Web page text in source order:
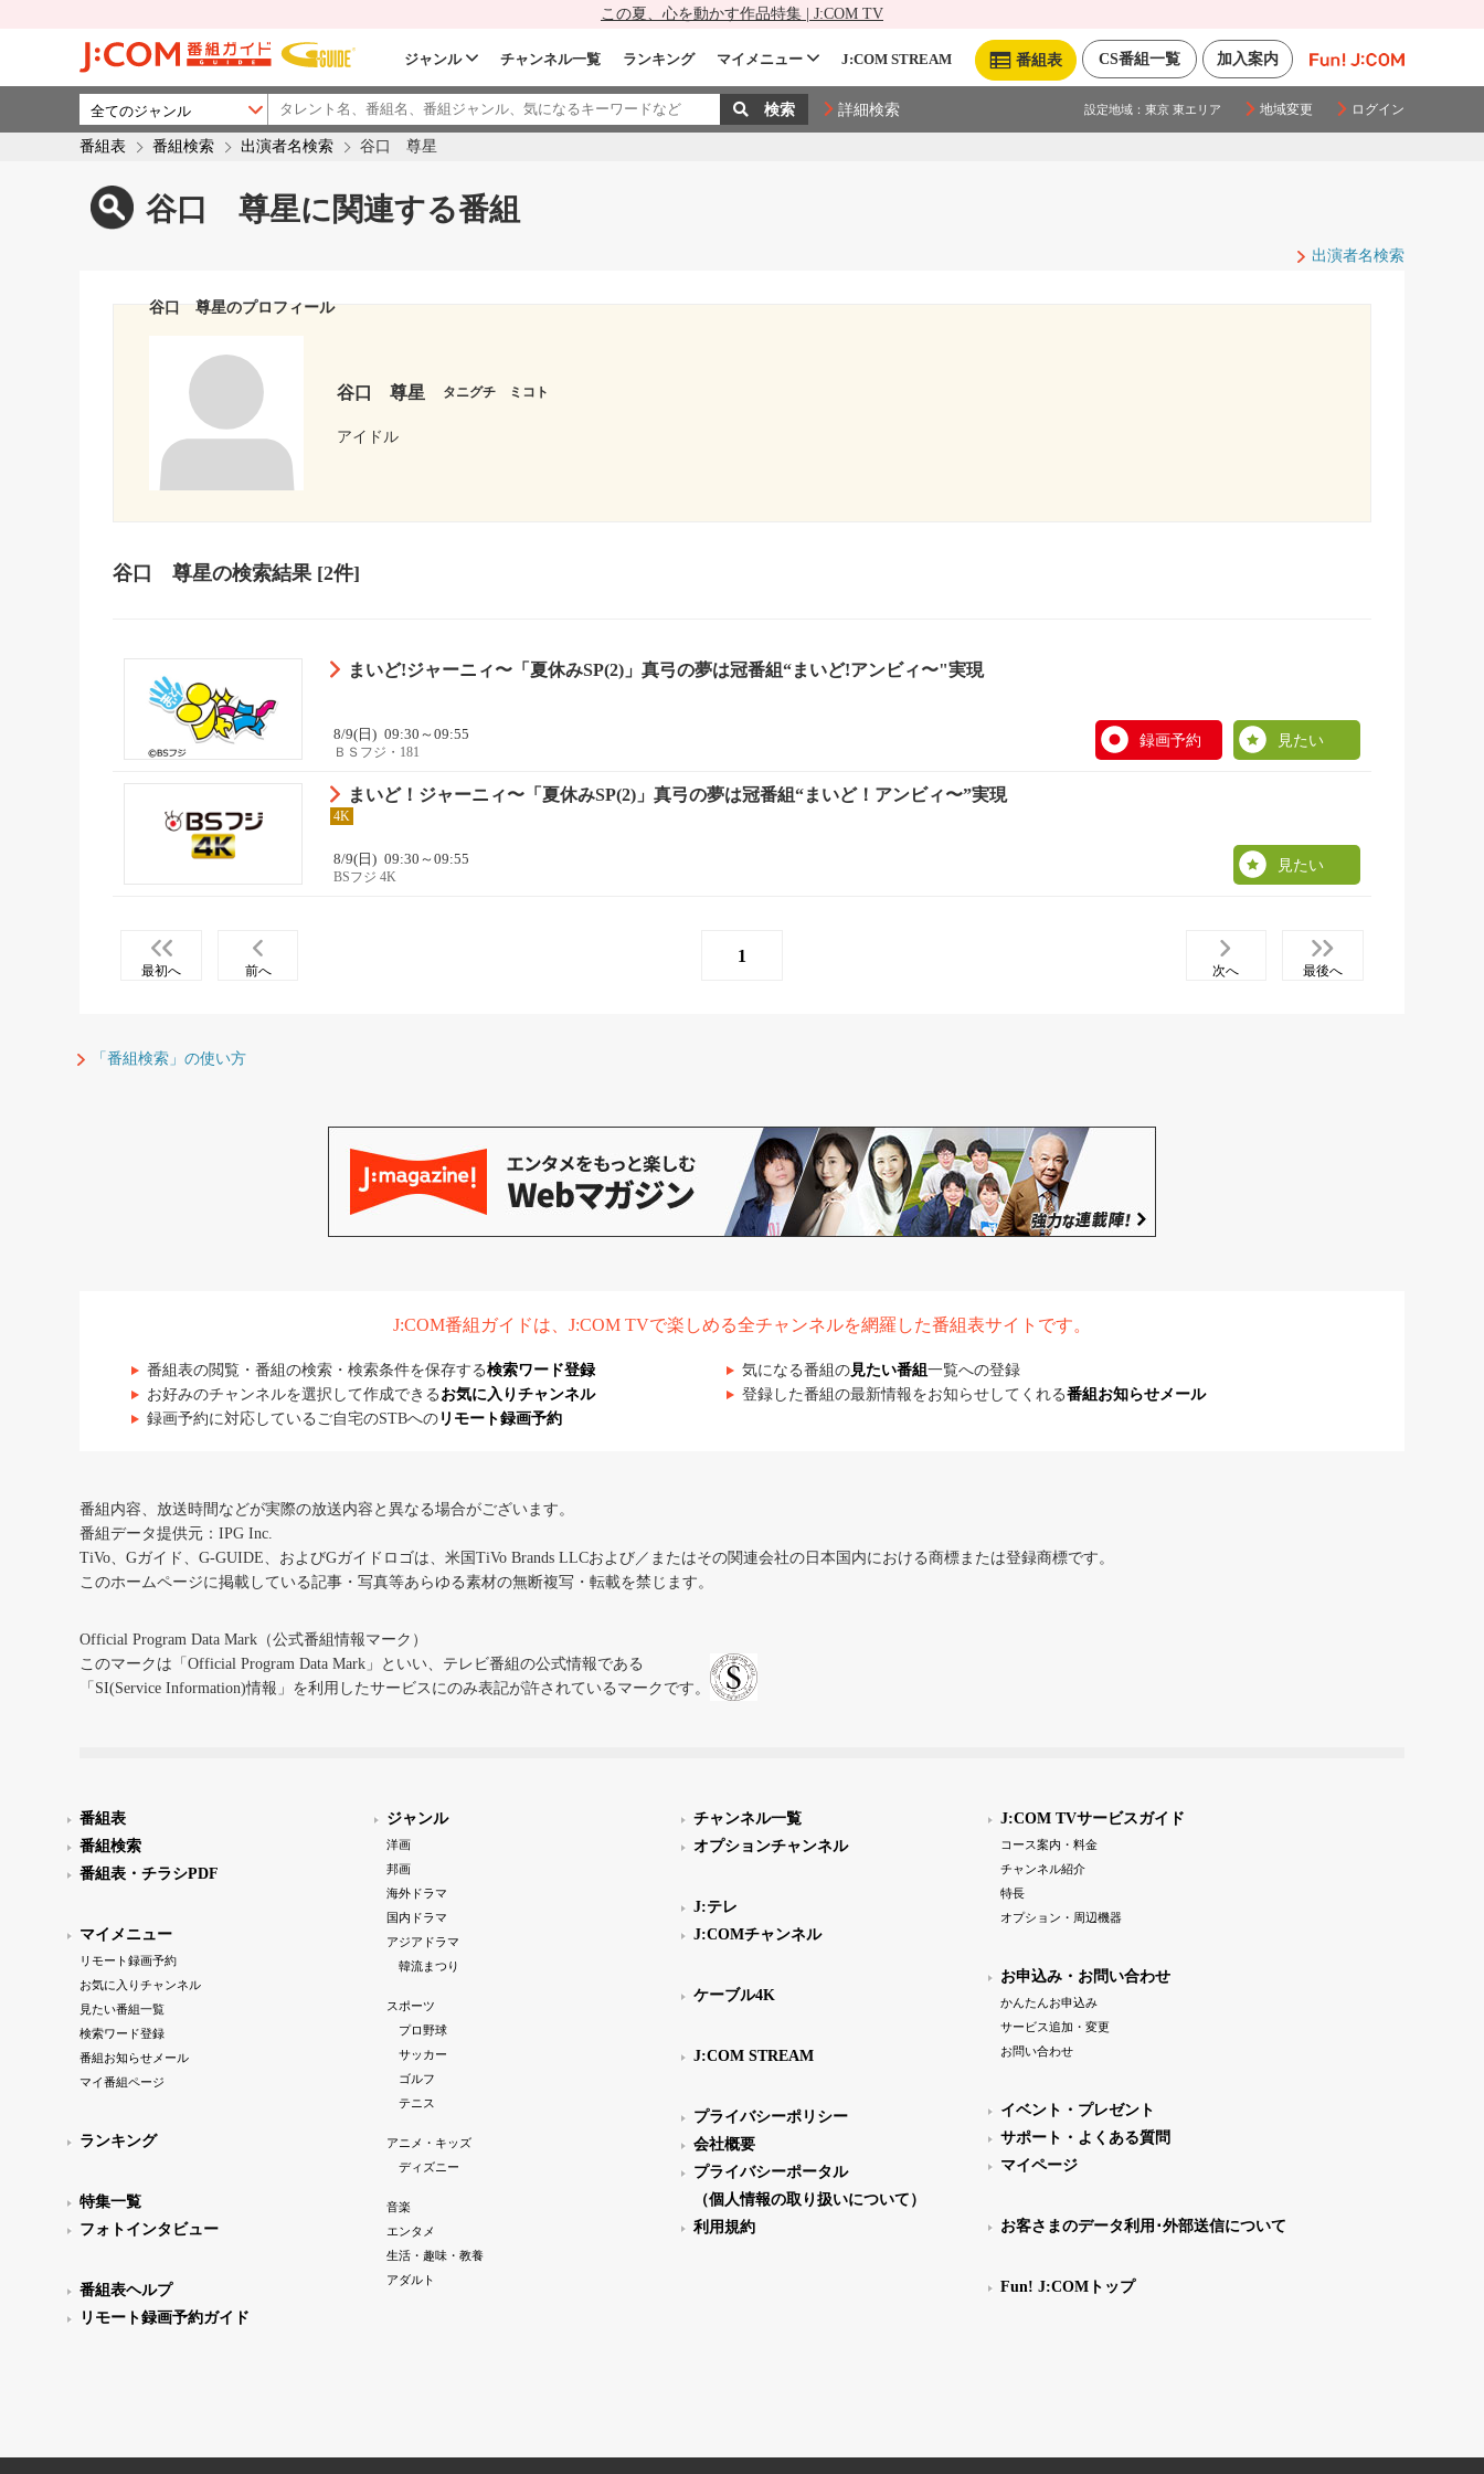
この夏、心を動かす作品特集 | J:COM TV
加入案内
CS番組一覧
番組表
ジャンル チャンネル一覧 ランキング マイメニュー J:COM STREAM
詳細検索 設定地域： 東京 東エリア 地域変更 ログイン
番組表 番組検索 出演者名検索 谷口 尊星
谷口 尊星に関連する番組
出演者名検索
谷口 尊星のプロフィール
谷口 尊星 タニグチ ミコト
アイドル
谷口 尊星の検索結果[2件]
まいど!ジャーニィ〜「夏休みSP(2)」真弓の夢は冠番組“まいど!アンビィ〜"実現
8/9(日) 09:30～09:55
ＢＳフジ・181
録画予約 見たい
まいど！ジャーニィ〜「夏休みSP(2)」真弓の夢は冠番組“まいど！アンビィ〜”実現
4K
8/9(日) 09:30～09:55
BSフジ 4K
見たい
最初へ 前へ
1
次へ 最後へ
「番組検索」の使い方
J:COM番組ガイドは、J:COM TVで楽しめる全チャンネルを網羅した番組表サイトです。
番組表の閲覧・番組の検索・検索条件を保存する検索ワード登録 気になる番組の見たい番組 一覧への登録
お好みのチャンネルを選択して作成できる お気に入りチャンネル 登録した番組の最新情報をお知らせしてくれる番組お知らせメール
録画予約に対応しているご自宅のSTBへの リモート録画予約
番組内容、放送時間などが実際の放送内容と異なる場合がございます。
番組データ提供元：IPG Inc.
TiVo、Gガイド、G-GUIDE、およびGガイドロゴは、米国TiVo Brands LLCおよび／またはその関連会社の日本国内における商標または登録商標です。
このホームページに掲載している記事・写真等あらゆる素材の無断複写・転載を禁じます。
Official Program Data Mark（公式番組情報マーク）
このマークは「Official Program Data Mark」といい、テレビ番組の公式情報である
「SI(Service Information)情報」を利用したサービスにのみ表記が許されているマークです。
番組表
番組検索
番組表・チラシPDF
マイメニュー
リモート録画予約
お気に入りチャンネル
見たい番組一覧
検索ワード登録
番組お知らせメール
マイ番組ページ
ランキング
特集一覧
フォトインタビュー
番組表ヘルプ
リモート録画予約ガイド
ジャンル
洋画
邦画
海外ドラマ
国内ドラマ
アジアドラマ
韓流まつり
スポーツ
プロ野球
サッカー
ゴルフ
テニス
アニメ・キッズ
ディズニー
音楽
エンタメ
生活・趣味・教養
アダルト
チャンネル一覧
オプションチャンネル
J:テレ
J:COMチャンネル
ケーブル4K
J:COM STREAM
プライバシーポリシー
会社概要
プライバシーポータル
（個人情報の取り扱いについて）
利用規約
J:COM TVサービスガイド
コース案内・料金
チャンネル紹介
特長
オプション・周辺機器
お申込み・お問い合わせ
かんたんお申込み
サービス追加・変更
お問い合わせ
イベント・プレゼント
サポート・よくある質問
マイページ
お客さまのデータ利用･外部送信について
Fun! J:COMトップ